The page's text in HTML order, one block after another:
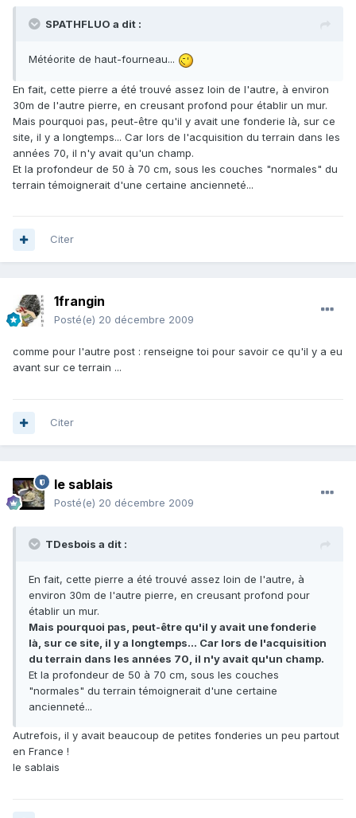
SPATHFLUO a dit :
Météorite de haut-fourneau...
En fait, cette pierre a été trouvé assez loin de l'autre, à environ
30m de l'autre pierre, en creusant profond pour établir un mur.
Mais pourquoi pas, peut-être qu'il y avait une fonderie là, sur ce
site, il y a longtemps... Car lors de l'acquisition du terrain dans les
années 70, il n'y avait qu'un champ.
Et la profondeur de 50 à 70 cm, sous les couches "normales" du
terrain témoignerait d'une certaine ancienneté...
Citer
1frangin
Posté(e) 20 décembre 2009
comme pour l'autre post : renseigne toi pour savoir ce qu'il y a eu
avant sur ce terrain ...
Citer
le sablais
Posté(e) 20 décembre 2009
TDesbois a dit :
En fait, cette pierre a été trouvé assez loin de l'autre, à
environ 30m de l'autre pierre, en creusant profond pour
établir un mur.
Mais pourquoi pas, peut-être qu'il y avait une fonderie
là, sur ce site, il y a longtemps... Car lors de l'acquisition
du terrain dans les années 70, il n'y avait qu'un champ.
Et la profondeur de 50 à 70 cm, sous les couches
"normales" du terrain témoignerait d'une certaine
ancienneté...
Autrefois, il y avait beaucoup de petites fonderies un peu partout
en France !
le sablais